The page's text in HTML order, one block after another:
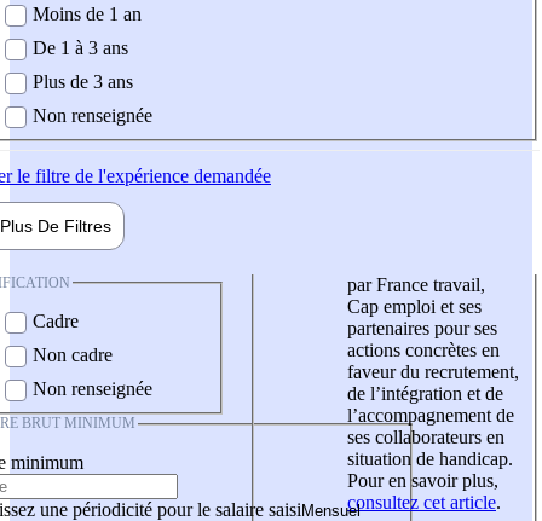
demandée
Moins de 1 an
De 1 à 3 ans
Plus de 3 ans
Non renseignée
le filtre de l'expérience demandée
Plus De Filtres
Cadre
Non cadre
Non renseignée
BRUT MINIMUM
minimum
une périodicité pour le salaire saisi
par France travail,
Cap emploi et ses
partenaires pour ses
actions concrètes en
faveur du recrutement,
de l’intégration et de
l’accompagnement de
ses collaborateurs en
situation de handicap.
Pour en savoir plus,
consultez cet article.